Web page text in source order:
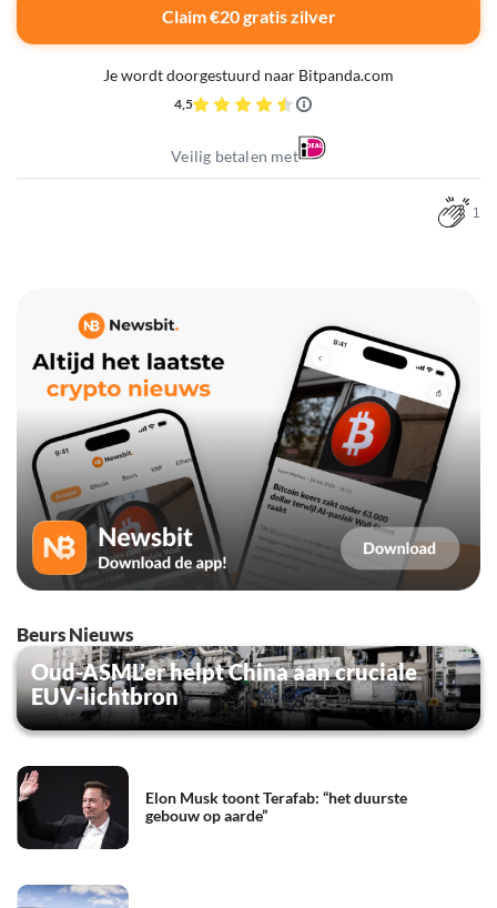
Claim €20 gratis zilver
Je wordt doorgestuurd naar Bitpanda.com
4,5
Veilig betalen met
1
Beurs Nieuws
Oud-ASML’er helpt China aan cruciale
EUV-lichtbron
Elon Musk toont Terafab: “het duurste
gebouw op aarde”